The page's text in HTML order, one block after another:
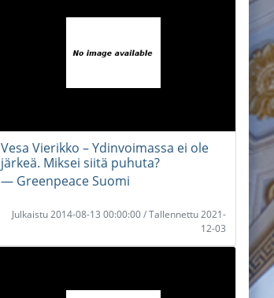
Vesa Vierikko – Ydinvoimassa ei ole
järkeä. Miksei siitä puhuta?
― Greenpeace Suomi
Julkaistu 2014-08-13 00:00:00 / Tallennettu 2021-
12-03